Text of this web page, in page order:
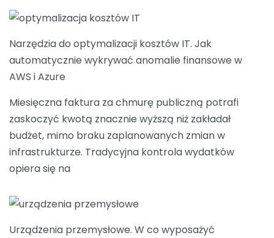
Narzędzia do optymalizacji kosztów IT. Jak
automatycznie wykrywać anomalie finansowe w
AWS i Azure
Miesięczna faktura za chmurę publiczną potrafi
zaskoczyć kwotą znacznie wyższą niż zakładał
budżet, mimo braku zaplanowanych zmian w
infrastrukturze. Tradycyjna kontrola wydatków
opiera się na
Urządzenia przemysłowe. W co wyposażyć